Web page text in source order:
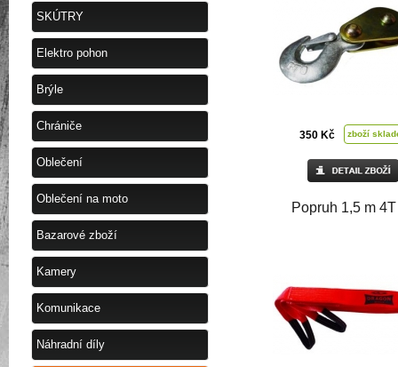
SKÚTRY
Elektro pohon
Brýle
Chrániče
Oblečení
Oblečení na moto
Bazarové zboží
Kamery
Komunikace
Náhradní díly
350 Kč zboží
Popruh 1,5 m 4T